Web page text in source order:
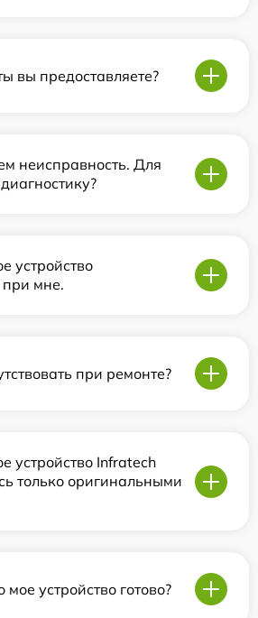
вы предоставляете?
неисправность. Для
устройство
мне.
при ремонте?
устройство Infratech
только оригинальными
устройство готово?